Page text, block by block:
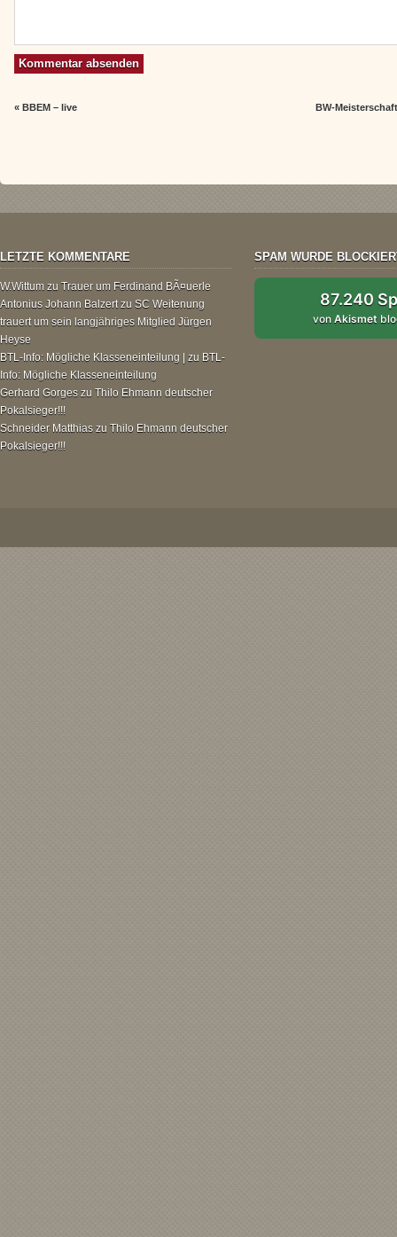
«BBEM – live BW-
LETZTE KOMMENTARE
W.Wittum zu Trauer um Ferdinand BÃ¤uerle
Antonius Johann Balzertzu SC Weitenung
trauert um sein langjähriges Mitglied Jürgen
Heyse
BTL-Info: Mögliche Klasseneinteilung | zu BTL-
Info: Mögliche Klasseneinteilung
Gerhard Gorges zu Thilo Ehmann deutscher
Pokalsieger!!!
Schneider Matthias zu Thilo Ehmann deutscher
Pokalsieger!!!
SPAM WURDE
87.240
vonAkismet